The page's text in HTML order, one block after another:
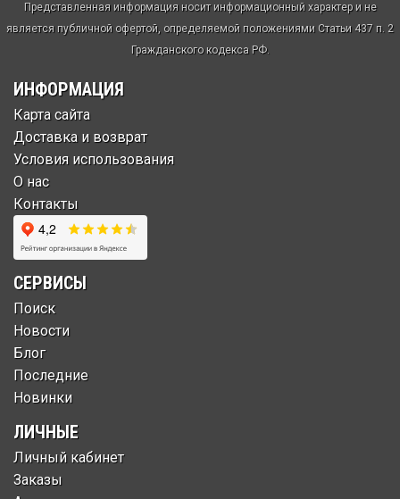
Представленная информация носит информационный характер и не
является публичной офертой, определяемой положениями Статьи 437 п. 2
Гражданского кодекса РФ.
ИНФОРМАЦИЯ
Карта сайта
Доставка и возврат
Условия использования
О нас
Контакты
СЕРВИСЫ
Поиск
Новости
Блог
Последние
Новинки
ЛИЧНЫЕ
Личный кабинет
Заказы